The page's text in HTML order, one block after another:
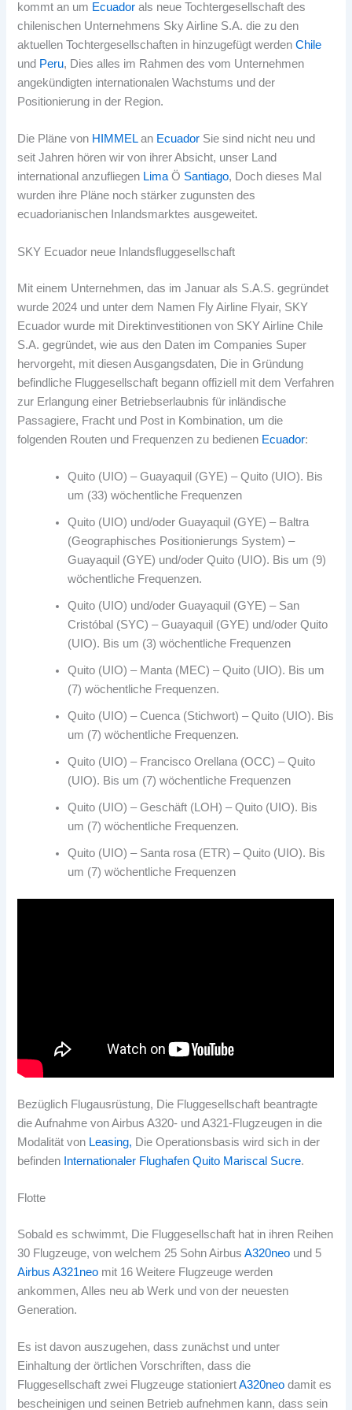
kommt an um Ecuador als neue Tochtergesellschaft des
chilenischen Unternehmens Sky Airline S.A. die zu den
aktuellen Tochtergesellschaften in hinzugefügt werdenChile
und Peru, Dies alles im Rahmen des vom Unternehmen
angekündigten internationalen Wachstums und der
Positionierung in der Region.
Die Pläne von HIMMELan Ecuador Sie sind nicht neu und
seit Jahren hören wir von ihrer Absicht, unser Land
international anzufliegen LimaÖ Santiago, Doch dieses Mal
wurden ihre Pläne noch stärker zugunsten des
ecuadorianischen Inlandsmarktes ausgeweitet.
SKY Ecuador neue Inlandsfluggesellschaft
Mit einem Unternehmen, das im Januar als S.A.S. gegründet
wurde 2024 und unter dem Namen Fly Airline Flyair, SKY
Ecuador wurde mit Direktinvestitionen von SKY Airline Chile
S.A. gegründet, wie aus den Daten im Companies Super
hervorgeht, mit diesen Ausgangsdaten, Die in Gründung
befindliche Fluggesellschaft begann offiziell mit dem Verfahren
zur Erlangung einer Betriebserlaubnis für inländische
Passagiere, Fracht und Post in Kombination, um die
folgenden Routen und Frequenzen zu bedienen Ecuador:
Quito (UIO) – Guayaquil (GYE) – Quito (UIO). Bis
um (33) wöchentliche Frequenzen
Quito (UIO) und/oder Guayaquil (GYE) – Baltra
(Geographisches Positionierungs System) –
Guayaquil (GYE) und/oder Quito (UIO). Bis um (9)
wöchentliche Frequenzen.
Quito (UIO) und/oder Guayaquil (GYE) – San
Cristóbal (SYC) – Guayaquil (GYE) und/oder Quito
(UIO). Bis um (3) wöchentliche Frequenzen
Quito (UIO) – Manta (MEC) – Quito (UIO). Bis um
(7) wöchentliche Frequenzen.
Quito (UIO) – Cuenca (Stichwort) – Quito (UIO). Bis
um (7) wöchentliche Frequenzen.
Quito (UIO) – Francisco Orellana (OCC) – Quito
(UIO). Bis um (7) wöchentliche Frequenzen
Quito (UIO) – Geschäft (LOH) – Quito (UIO). Bis
um (7) wöchentliche Frequenzen.
Quito (UIO) – Santa rosa (ETR) – Quito (UIO). Bis
um (7) wöchentliche Frequenzen
Bezüglich Flugausrüstung, Die Fluggesellschaft beantragte
die Aufnahme von Airbus A320- und A321-Flugzeugen in die
Modalität von Leasing, Die Operationsbasis wird sich in der
befinden Internationaler Flughafen Quito Mariscal Sucre.
Flotte
Sobald es schwimmt, Die Fluggesellschaft hat in ihren Reihen
30 Flugzeuge, von welchem 25 Sohn AirbusA320neo und 5
Airbus A321neo mit 16 Weitere Flugzeuge werden
ankommen, Alles neu ab Werk und von der neuesten
Generation.
Es ist davon auszugehen, dass zunächst und unter
Einhaltung der örtlichen Vorschriften, dass die
Fluggesellschaft zwei Flugzeuge stationiertA320neo damit es
bescheinigen und seinen Betrieb aufnehmen kann, dass sein